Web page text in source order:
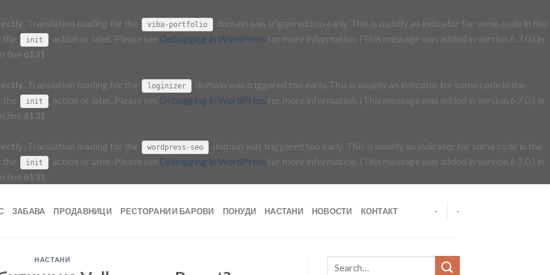
. Translation loading for the viba-portfolio
domain was triggered too early. This is usually an indicator for some code in the
the
init action or later. Please see Debugging in WordPress for more information. (This message was added in version 6.7.0.) in
line 6131
. Translation loading for the loginizer
domain was triggered too early. This is usually an indicator for some code in the
the
init action or later. Please see Debugging in WordPress for more information. (This message was added in version 6.7.0.) in
line 6131
. Translation loading for the wordpress-seo
domain was triggered too early. This is usually an indicator for some code in the
the
init action or later. Please see Debugging in WordPress for more information. (This message was added in version 6.7.0.) in
line 6131
ЗАБАВА ПРОДАВНИЦИ РЕСТОРАНИ И БАРОВИ ПОНУДИ НАСТАНИ НОВОСТИ КОНТАКТ - -
НАСТАНИ